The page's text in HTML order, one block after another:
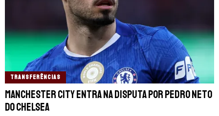
TRANSFERÊNCIAS
Manchester City entra na disputa por Pedro Neto
do Chelsea